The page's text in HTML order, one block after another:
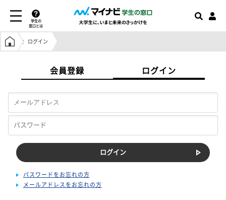
学生の
窓口とは
学生の窓口トップ
ログイン
会員登録 ログイン
パスワードをお忘れの方
メールアドレスをお忘れの方